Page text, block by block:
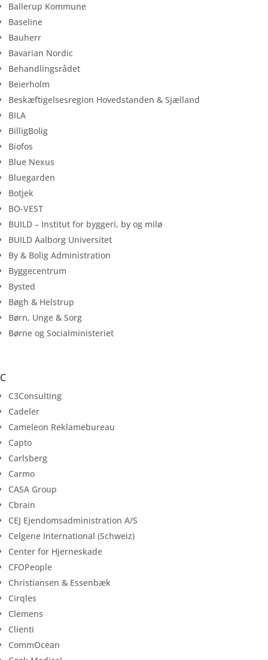
Ballerup Kommune
Baseline
Bauherr
Bavarian Nordic
Behandlingsrådet
Beierholm
Beskæftigelsesregion Hovedstanden & Sjælland
BILA
BilligBolig
Biofos
Blue Nexus
Bluegarden
Botjek
BO-VEST
BUILD – Institut for byggeri, by og milø
BUILD Aalborg Universitet
By & Bolig Administration
Byggecentrum
Bysted
Bøgh & Helstrup
Børn, Unge & Sorg
Børne og Socialministeriet
C
C3Consulting
Cadeler
Cameleon Reklamebureau
Capto
Carlsberg
Carmo
CASA Group
Cbrain
CEJ Ejendomsadministration A/S
Celgene International (Schweiz)
Center for Hjerneskade
CFOPeople
Christiansen & Essenbæk
Cirqles
Clemens
Clienti
CommOcean